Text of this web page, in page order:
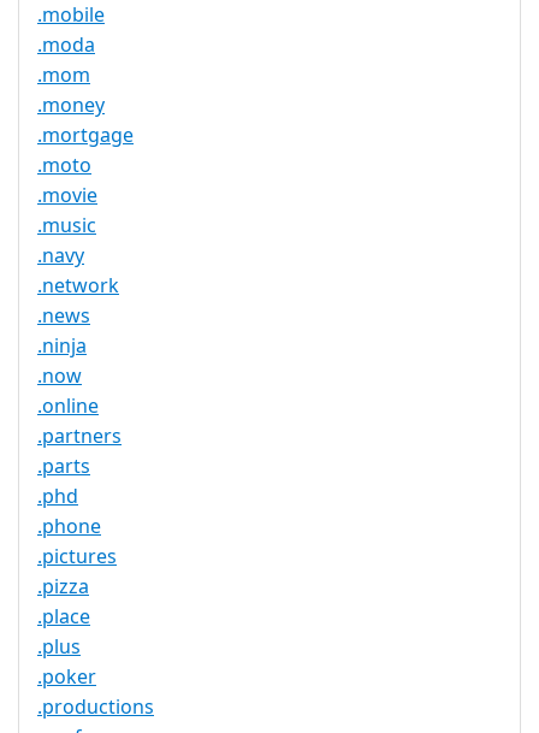
.mobile
.moda
.mom
.money
.mortgage
.moto
.movie
.music
.navy
.network
.news
.ninja
.now
.online
.partners
.parts
.phd
.phone
.pictures
.pizza
.place
.plus
.poker
.productions